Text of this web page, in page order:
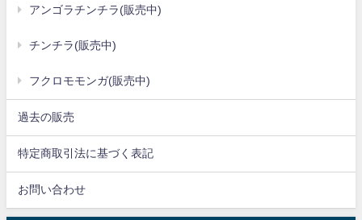
アンゴラチンチラ(販売中)
チンチラ(販売中)
フクロモモンガ(販売中)
過去の販売
特定商取引法に基づく表記
お問い合わせ